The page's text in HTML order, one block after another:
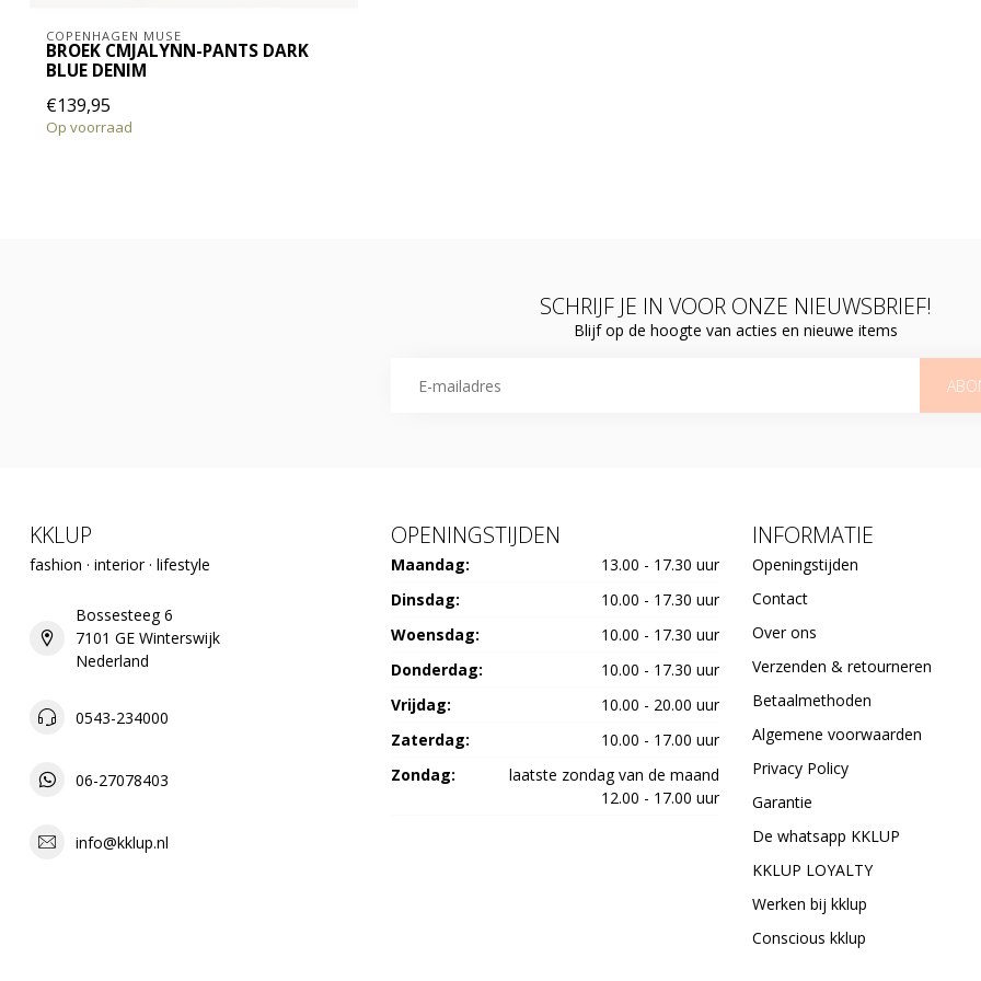
COPENHAGEN MUSE
BROEK CMJALYNN-PANTS DARK
BLUE DENIM
€139,95
Op voorraad
SCHRIJF JE IN VOOR ONZE NIEUWSBRIEF!
Blijf op de hoogte van acties en nieuwe items
KKLUP
fashion · interior · lifestyle
Bossesteeg 6
7101 GE Winterswijk
Nederland
0543-234000
06-27078403
info@kklup.nl
OPENINGSTIJDEN
Maandag:
13.00 - 17.30 uur
Dinsdag:
10.00 - 17.30 uur
Woensdag:
10.00 - 17.30 uur
Donderdag:
10.00 - 17.30 uur
Vrijdag:
10.00 - 20.00 uur
Zaterdag:
10.00 - 17.00 uur
Zondag:
laatste zondag van de maand
12.00 - 17.00 uur
INFORMATIE
Openingstijden
Contact
Over ons
Verzenden & retourneren
Betaalmethoden
Algemene voorwaarden
Privacy Policy
Garantie
De whatsapp KKLUP
KKLUP LOYALTY
Werken bij kklup
Conscious kklup